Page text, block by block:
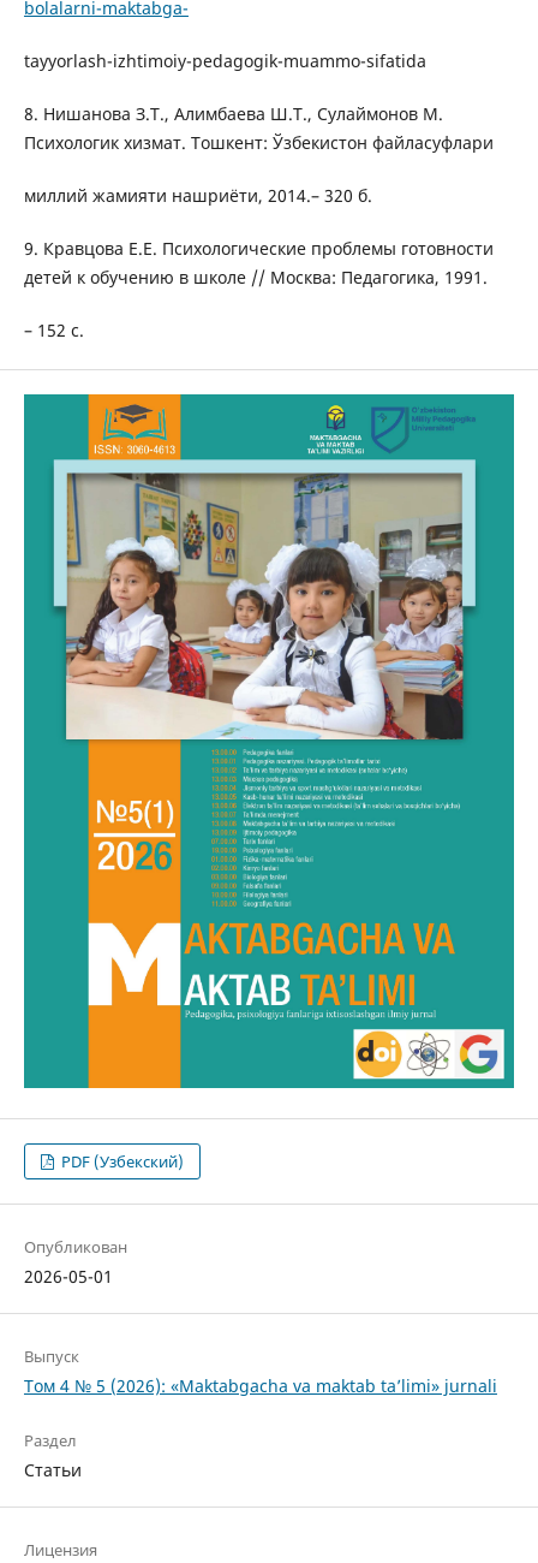
bolalarni-maktabga-
tayyorlash-izhtimoiy-pedagogik-muammo-sifatida
8. Нишанова З.Т., Алимбаева Ш.Т., Сулаймонов М.
Психологик хизмат. Тошкент: Ўзбекистон файласуфлари
миллий жамияти нашриёти, 2014.– 320 б.
9. Кравцова Е.Е. Психологические проблемы готовности
детей к обучению в школе // Москва: Педагогика, 1991.
– 152 с.
PDF (Узбекский)
Опубликован
2026-05-01
Выпуск
Том 4 № 5 (2026): «Maktabgacha va maktab ta’limi» jurnali
Раздел
Статьи
Лицензия